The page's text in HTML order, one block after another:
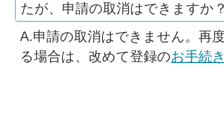
たが、申請の取消はできますか
A.申請の取消はできません。再
る場合は、改めて登録のお手続